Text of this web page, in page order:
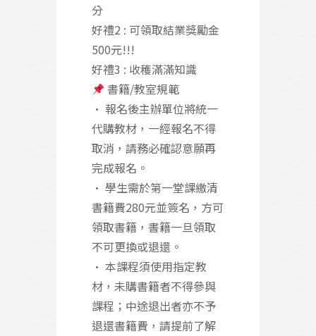
分
好禮2 : 可領取結業獎勵金
500元!!!
好禮3 : 收穫滿滿知識
書籍/教室規範
• 報名後主辦單位將統一
代購教材，一經報名不得
取消，請務必確認意願再
完成報名。
• 學生需於第一堂課繳清
書籍費280元並簽名，方可
領取書籍，書籍一旦領取
不可更換或退還。
• 本課程須使用指定教
材，未購書籍者不得參與
課程；中途退出者亦不予
退還書籍費，請提前了解